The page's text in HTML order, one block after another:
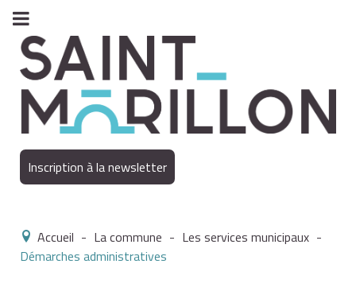
Inscription à la newsletter
Accueil - La commune - Les services municipaux -
Démarches administratives